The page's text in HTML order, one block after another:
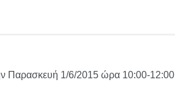
Παρασκευή 1/6/2015 ώρα 10:00-12:00